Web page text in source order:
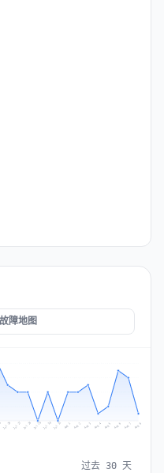
障地图
Jul 26 Jul 27 Jul 28 Jul 29 Jul 30 Jul 31 Aug 1 Aug 2 Aug 3 Aug 4 Aug 5 Aug 6 Aug 7 Aug 8
过去 30 天